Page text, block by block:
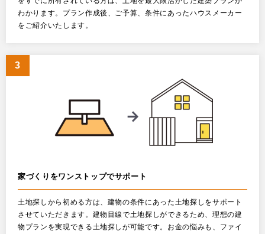
わかります。プラン作成後、ご予算、条件にあったハウスメーカー
をご紹介いたします。
家づくりをワンストップでサポート
土地探しから初める方は、建物の条件にあった土地探しをサポート
させていただきます。建物目線で土地探しができるため、理想の建
物プランを実現できる土地探しが可能です。お金の悩みも、ファイ